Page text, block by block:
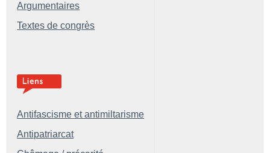
Argumentaires
Textes de congrès
Antifascisme et antimiltarisme
Antipatriarcat